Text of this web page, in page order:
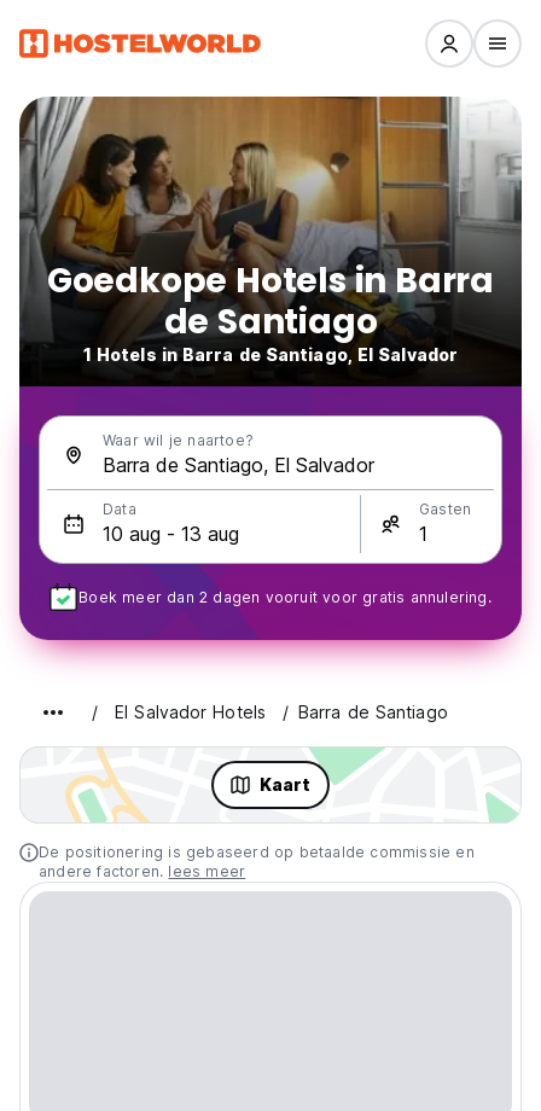
Goedkope Hotels in Barra
de Santiago
1 Hotels in Barra de Santiago, El Salvador
Waar wil je naartoe?
Data Gasten
Boek meer dan 2 dagen vooruit voor gratis annulering.
El Salvador Hotels Barra de Santiago
Kaart
De positionering is gebaseerd op betaalde commissie en
andere factoren. lees meer